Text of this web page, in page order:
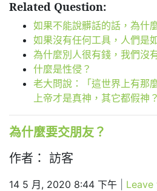
Related Question:
如果不能說髒話的話，為什
如果沒有任何工具，人們是
為什麼別人很有錢，我們沒
什麼是性侵？
老大問說：「這世界上有那
上帝才是真神，其它都假神？
為什麼要交朋友？
作者： 訪客
14 5 月, 2020 8:44 下午